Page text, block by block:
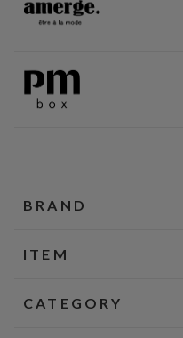
BRAND
ITEM
CATEGORY